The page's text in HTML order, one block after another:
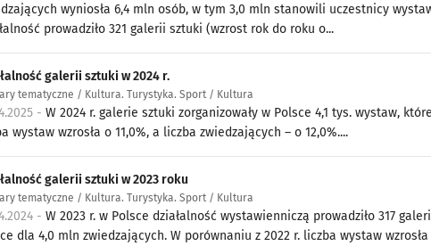
wyniosła 6,4 mln osób, w tym 3,0 mln stanowili uczestnicy
prowadziło 321 galerii sztuki (wzrost rok do roku o...
galerii sztuki w 2024 r.
tematyczne / Kultura. Turystyka. Sport / Kultura
-W 2024 r. galerie sztuki zorganizowały w Polsce 4,1 tys. wystaw,
wystaw wzrosła o 11,0%, a liczba zwiedzających – o 12,0%....
galerii sztuki w 2023 roku
tematyczne / Kultura. Turystyka. Sport / Kultura
-W 2023 r. w Polsce działalność wystawienniczą prowadziło 317
dla 4,0 mln zwiedzających. W porównaniu z 2022 r. liczba wystaw